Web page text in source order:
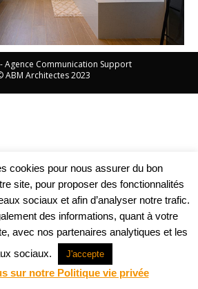
Agence Communication Support
ABM Architectes 2023
cookies pour nous assurer du bon
site, pour proposer des fonctionnalités
sociaux et afin d’analyser notre trafic.
des informations, quant à votre
avec nos partenaires analytiques et les
sociaux.
J'accepte
sur notre Politique vie privée